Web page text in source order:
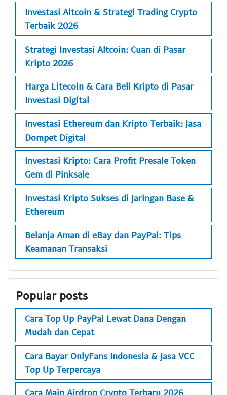
Investasi Altcoin & Strategi Trading Crypto
Terbaik 2026
Strategi Investasi Altcoin: Cuan di Pasar
Kripto 2026
Harga Litecoin & Cara Beli Kripto di Pasar
Investasi Digital
Investasi Ethereum dan Kripto Terbaik: Jasa
Dompet Digital
Investasi Kripto: Cara Profit Presale Token
Gem di Pinksale
Investasi Kripto Sukses di Jaringan Base &
Ethereum
Belanja Aman di eBay dan PayPal: Tips
Keamanan Transaksi
Popular posts
Cara Top Up PayPal Lewat Dana Dengan
Mudah dan Cepat
Cara Bayar OnlyFans Indonesia & Jasa VCC
Top Up Terpercaya
Cara Main Airdrop Crypto Terbaru 2026